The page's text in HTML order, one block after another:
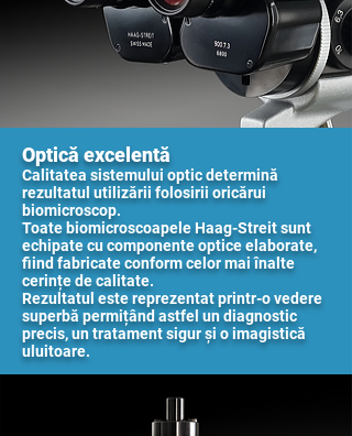
Optică excelentă
Calitatea sistemului optic determină
rezultatul utilizării folosirii oricărui
biomicroscop.
Toate biomicroscoapele Haag-Streit sunt
echipate cu componente optice elaborate,
fiind fabricate conform celor mai înalte
cerințe de calitate.
Rezultatul este reprezentat printr-o vedere
superbă permițând astfel un diagnostic
precis, un tratament sigur și o imagistică
uluitoare.